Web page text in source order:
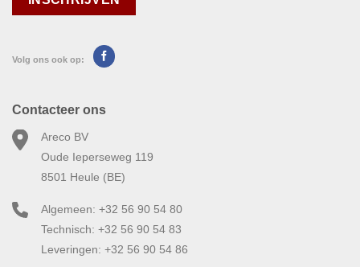
Volg ons ook op:
Contacteer ons
Areco BV
Oude Ieperseweg 119
8501 Heule (BE)
Algemeen: +32 56 90 54 80
Technisch: +32 56 90 54 83
Leveringen: +32 56 90 54 86